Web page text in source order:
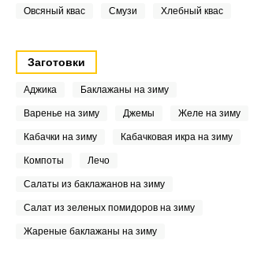
Овсяный квас Смузи Хлебный квас
Заготовки
Аджика Баклажаны на зиму
Варенье на зиму Джемы Желе на зиму
Кабачки на зиму Кабачковая икра на зиму
Компоты Лечо
Салаты из баклажанов на зиму
Салат из зеленых помидоров на зиму
Жареные баклажаны на зиму